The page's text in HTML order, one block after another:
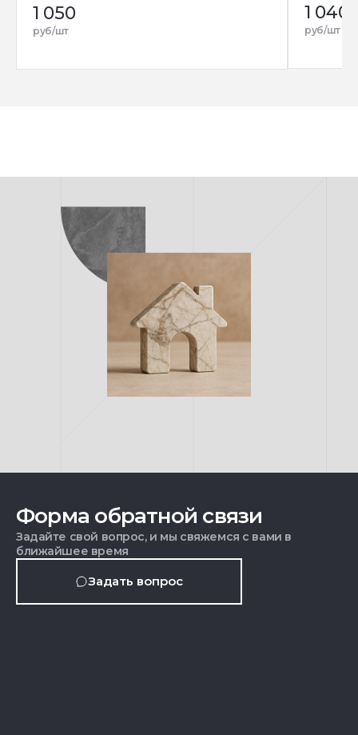
1 050
руб/шт
1 040
руб/шт
Форма обратной связи
Задайте свой вопрос, и мы свяжемся с вами в
ближайшее время
Задать вопрос